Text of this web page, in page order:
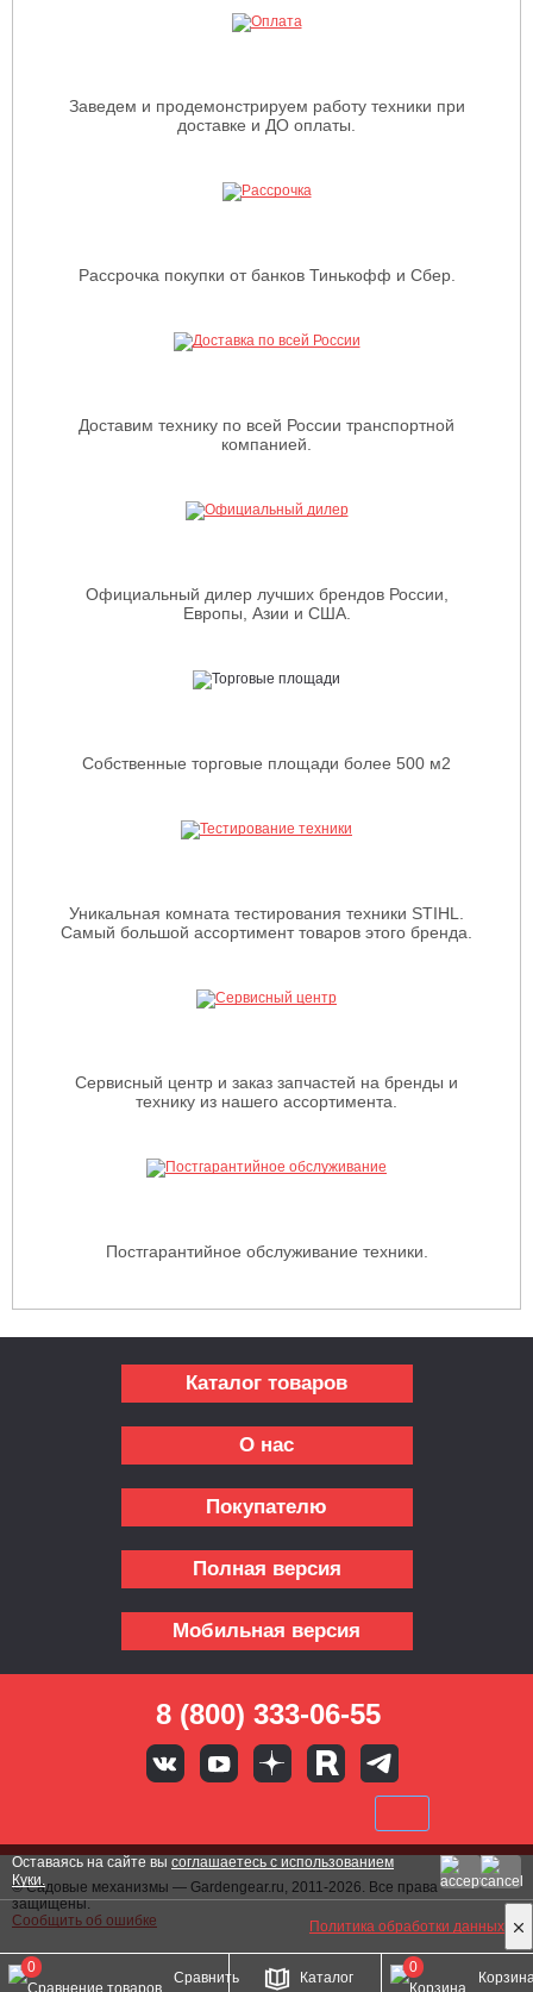
Заведем и продемонстрируем работу техники при
доставке и ДО оплаты.
Рассрочка покупки от банков Тинькофф и Сбер.
Доставим технику по всей России транспортной
компанией.
Официальный дилер лучших брендов России,
Европы, Азии и США.
Собственные торговые площади более 500 м2
Уникальная комната тестирования техники STIHL.
Самый большой ассортимент товаров этого бренда.
Сервисный центр и заказ запчастей на бренды и
технику из нашего ассортимента.
Постгарантийное обслуживание техники.
Каталог товаров
О нас
Покупателю
Полная версия
Мобильная версия
8 (800) 333-06-55
© Садовые механизмы — Gardengear.ru, 2011-2026. Все права
защищены.
Сообщить об ошибке
0
Каталог
Сравнить
0
Политика обработки данных
Оставаясь на сайте вы соглашаетесь с использованием
Куки.